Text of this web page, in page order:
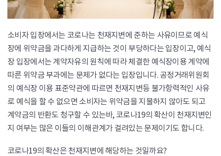
소비자 입장에서는 코로나는 천재지변에 준하는 사유이므로 예식
장에 위약금을 과다하게 지급하는 것이 부당하다는 입장이고, 예식
장 입장에서는 계약자유의 원칙에 따라 체결한 예식장이용 계약에
따른 위약금 부과에는 문제가 없다는 입장입니다. 공정거래위원회
의 예식장 이용 표준약관에 따르면 천재지변등 불가항력적인 사유
로 예식을 할 수 없으면 소비자는 위약금을 지불하지 않아도 되고
계약금의 반환도 청구할 수 있는바, 코로나19의 확산이 천재지변인
지 여부는 많은 이들의 이해관계가 걸려있는 문제이기도 합니다.
코로나19의 확산은 천재지변에 해당하는 것일까요?